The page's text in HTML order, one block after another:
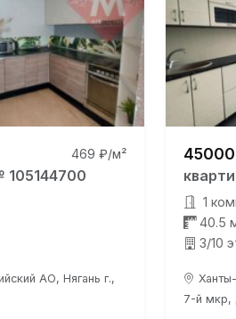
469 ₽/м²
105144700
АО, Нягань г.,
1
40.5
3/10
7-й мкр,